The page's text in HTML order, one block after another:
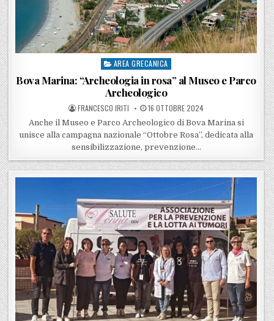
Posted in
AREA GRECANICA
Bova Marina: “Archeologia in rosa” al Museo e Parco
Archeologico
POSTED BY
FRANCESCO IRITI POSTED ON
16 OTTOBRE 2024
Anche il Museo e Parco Archeologico di Bova Marina si
unisce alla campagna nazionale “Ottobre Rosa”, dedicata alla
sensibilizzazione, prevenzione…